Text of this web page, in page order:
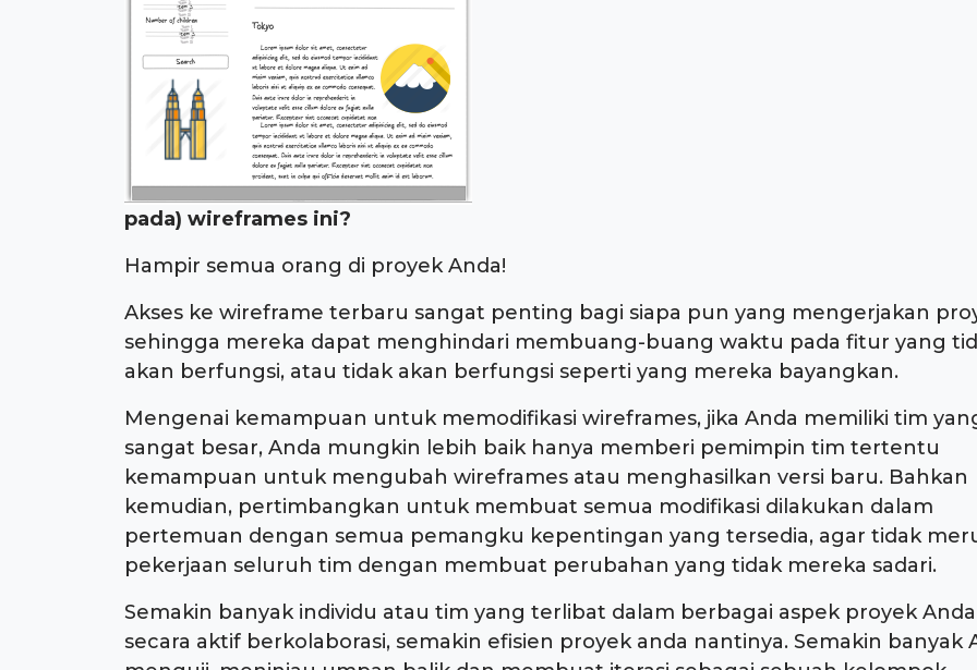
pada) wireframes ini?
Hampir semua orang di proyek Anda!
Akses ke wireframe terbaru sangat penting bagi siapa pun yang mengerjakan
sehingga mereka dapat menghindari membuang-buang waktu pada fitur yang
akan berfungsi, atau tidak akan berfungsi seperti yang mereka bayangkan.
Mengenai kemampuan untuk memodifikasi wireframes, jika Anda memiliki tim
sangat besar, Anda mungkin lebih baik hanya memberi pemimpin tim tertentu
kemampuan untuk mengubah wireframes atau menghasilkan versi baru. Bahkan
kemudian, pertimbangkan untuk membuat semua modifikasi dilakukan dalam
pertemuan dengan semua pemangku kepentingan yang tersedia, agar tidak
pekerjaan seluruh tim dengan membuat perubahan yang tidak mereka sadari.
Semakin banyak individu atau tim yang terlibat dalam berbagai aspek proyek Anda
secara aktif berkolaborasi, semakin efisien proyek anda nantinya. Semakin banyak